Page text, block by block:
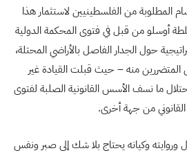
المطلوبة من الفلسطينيين لاستثمار هذا
أوسلو من قبل في فتوى المحكمة الدولية
حول الجدار الفاصل بالأراضي المحتلة،
منه – حيث قبلت القيادة غير
ما نسف الأسس القانونية الصلبة لفتوى
من جهة أخرى.
وروايته وكيانه يحتاج بلا شك إلى صبر ونفس